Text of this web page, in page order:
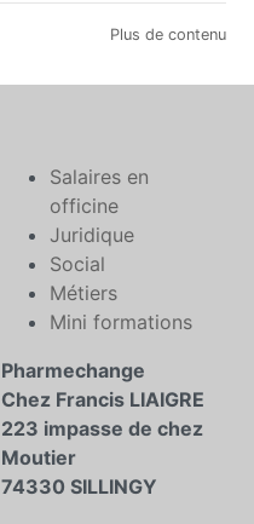
Plus de contenu
Salaires en
officine
Juridique
Social
Métiers
Mini formations
Pharmechange
Chez Francis LIAIGRE
223 impasse de chez
Moutier
74330 SILLINGY